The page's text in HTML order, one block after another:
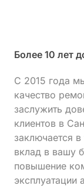
Более 10 лет
С 2015 года
качество
заслужить
клиентов в
заключается
вклад в вашу
повышение
эксплуатации